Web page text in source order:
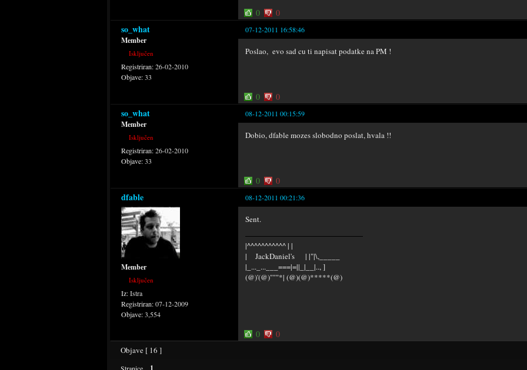
0 0
so_what 07-12-2011 16:58:46
Member
Isključen
Registriran:26-02-2010
Objave:33
Poslao, evo sad cu ti napisat podatke na PM !
0 0
so_what 08-12-2011 00:15:59
Member
Isključen
Registriran:26-02-2010
Objave:33
Dobio, dfable mozes slobodno poslat, hvala !!
0 0
dfable 08-12-2011 00:21:36
Member
Isključen
Iz:Istra
Registriran:07-12-2009
Objave:3,554
Sent.
|^^^^^^^^^^^ | |
| JackDaniel's | |"|\,_____
|_..._...___===|=||_|__|.., ]
(@)'(@)"""*| (@)(@)*****(@)
0 0
Objave [ 16 ]
Stranice 1